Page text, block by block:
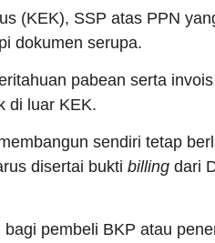
(KEK), SSP atas PPN
dokumen serupa.
pabean serta
di luar KEK.
sendiri tetap
disertai bukti billing dari
pembeli BKP atau